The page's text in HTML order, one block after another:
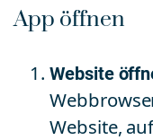
App öffnen
Website
Website,